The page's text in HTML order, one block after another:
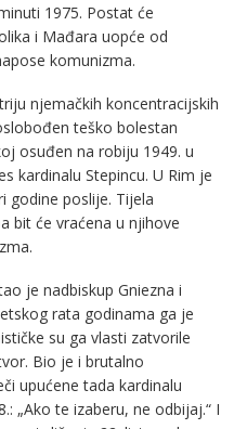
1975. Postat će
i Mađara uopće od
komunizma.
njemačkih koncentracijskih
teško bolestan
osuđen na robiju 1949. u
kardinalu Stepincu. U Rim je
godine poslije. Tijela
bit će vraćena u njihove
je nadbiskup Gniezna i
rata godinama ga je
su ga vlasti zatvorile
Bio je i brutalno
upućene tada kardinalu
„Ako te izaberu, ne odbijaj.“ I